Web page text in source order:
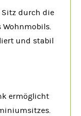
Sitz durch die
und stabil
ermöglicht